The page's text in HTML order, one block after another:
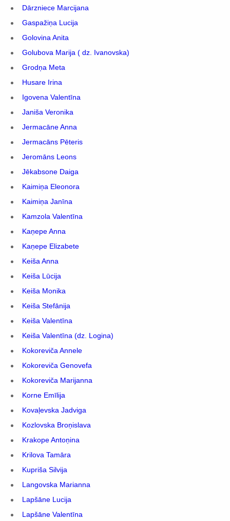
Dārzniece Marcijana
Gaspažiņa Lucija
Golovina Anita
Golubova Marija ( dz. Ivanovska)
Grodņa Meta
Husare Irina
Igovena Valentīna
Janiša Veronika
Jermacāne Anna
Jermacāns Pēteris
Jeromāns Leons
Jēkabsone Daiga
Kaimiņa Eleonora
Kaimiņa Janīna
Kamzola Valentīna
Kaņepe Anna
Kaņepe Elizabete
Keiša Anna
Keiša Lūcija
Keiša Monika
Keiša Stefānija
Keiša Valentīna
Keiša Valentīna (dz. Logina)
Kokoreviča Annele
Kokoreviča Genovefa
Kokoreviča Marijanna
Korne Emīlija
Kovaļevska Jadviga
Kozlovska Broņislava
Krakope Antoņina
Krilova Tamāra
Kupriša Silvija
Langovska Marianna
Lapšāne Lucija
Lapšāne Valentīna